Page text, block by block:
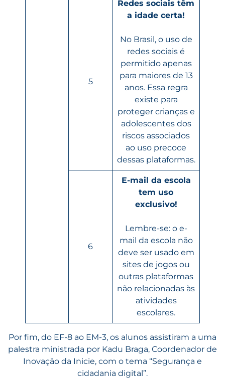
5
Redes sociais têm
a idade certa!
No Brasil, o uso de
redes sociais é
permitido apenas
para maiores de 13
anos. Essa regra
existe para
proteger crianças e
adolescentes dos
riscos associados
ao uso precoce
dessas plataformas.
6
E-mail da escola
tem uso
exclusivo!
Lembre-se: o e-
mail da escola não
deve ser usado em
sites de jogos ou
outras plataformas
não relacionadas às
atividades
escolares.
Por fim, do EF-8 ao EM-3, os alunos assistiram a uma
palestra ministrada por Kadu Braga, Coordenador de
Inovação da Inicie, com o tema “Segurança e
cidadania digital”.